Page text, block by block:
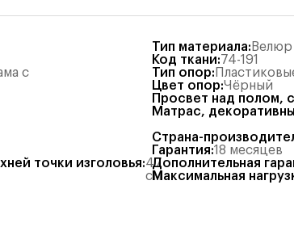
с
точки изголовья:47
см
Тип материала:
Код ткани:74-191
Тип опор:
Цвет опор:Чёрный
Просвет над полом,
Матрас,
Страна-
Гарантия:18 месяцев
Дополнительная
Максимальная